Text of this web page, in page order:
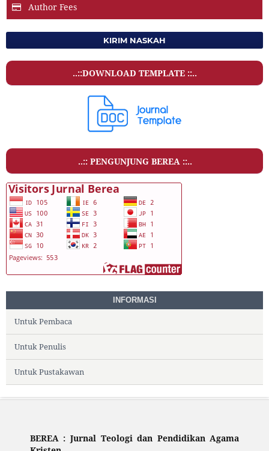
Author Fees
KIRIM NASKAH
..::DOWNLOAD TEMPLATE ::..
..:: PENGUNJUNG BEREA ::..
INFORMASI
Untuk Pembaca
Untuk Penulis
Untuk Pustakawan
BEREA : Jurnal Teologi dan Pendidikan Agama